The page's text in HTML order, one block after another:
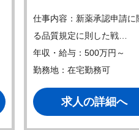
仕事内容：新薬承認申請に
る品質規定に則した戦…
年収・給与：500万円～
勤務地：在宅勤務可
求人の詳細へ